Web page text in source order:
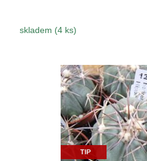
skladem (4 ks)
TIP